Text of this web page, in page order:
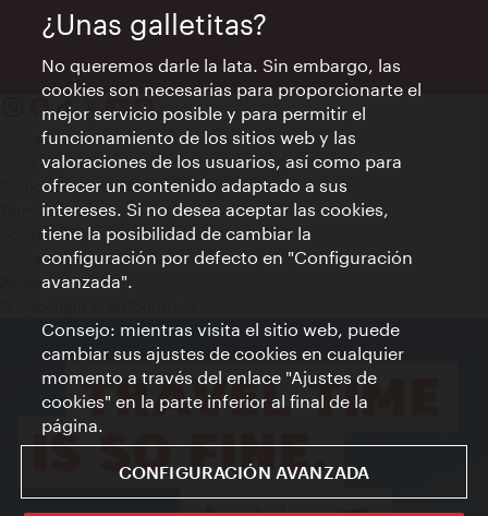
Contacto
Aviso legal
Política de privacidad de datos
Terms of Use
Accesibilidad
Contacto para la prensa
Ajustes de cookie
¿Unas galletitas?
No queremos darle la lata. Sin embargo, las
cookies son necesarias para proporcionarte el
mejor servicio posible y para permitir el
funcionamiento de los sitios web y las
valoraciones de los usuarios, así como para
ofrecer un contenido adaptado a sus
intereses. Si no desea aceptar las cookies,
tiene la posibilidad de cambiar la
configuración por defecto en "Configuración
avanzada".
Consejo: mientras visita el sitio web, puede
cambiar sus ajustes de cookies en cualquier
momento a través del enlace "Ajustes de
cookies" en la parte inferior al final de la
página.
CONFIGURACIÓN AVANZADA